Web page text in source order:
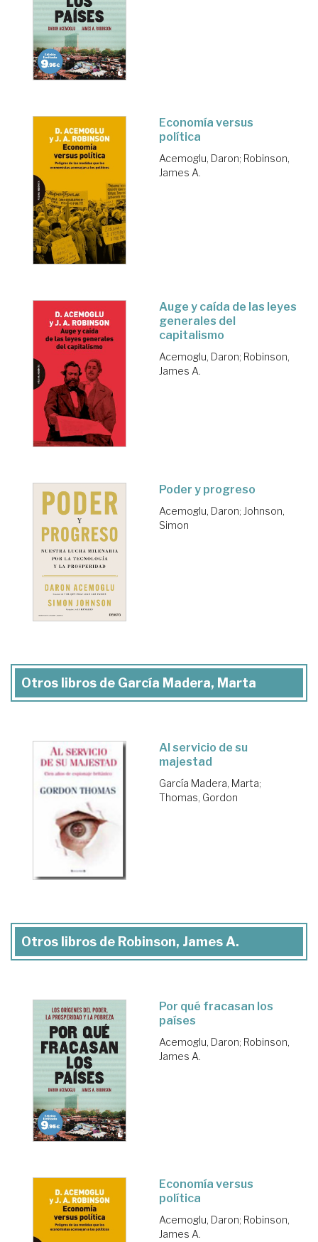
Economía versus
política
Acemoglu, Daron; Robinson,
James A.
Auge y caída de las leyes
generales del
capitalismo
Acemoglu, Daron; Robinson,
James A.
Poder y progreso
Acemoglu, Daron; Johnson,
Simon
Otros libros de García Madera, Marta
Al servicio de su
majestad
García Madera, Marta;
Thomas, Gordon
Otros libros de Robinson, James A.
Por qué fracasan los
países
Acemoglu, Daron; Robinson,
James A.
Economía versus
política
Acemoglu, Daron; Robinson,
James A.